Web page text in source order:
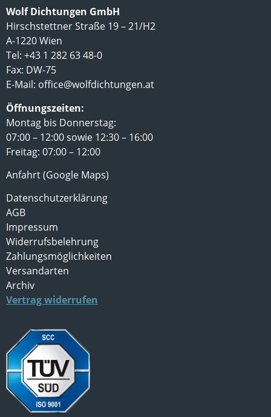
Wolf Dichtungen GmbH
Hirschstettner Straße 19 – 21/H2
A-1220 Wien
Tel: +43 1 282 63 48-0
Fax: DW-75
E-Mail: office@wolfdichtungen.at
Öffnungszeiten:
Montag bis Donnerstag:
07:00 – 12:00 sowie 12:30 – 16:00
Freitag: 07:00 – 12:00
Anfahrt (Google Maps)
Datenschutzerklärung
AGB
Impressum
Widerrufsbelehrung
Zahlungsmöglichkeiten
Versandarten
Archiv
Vertrag widerrufen